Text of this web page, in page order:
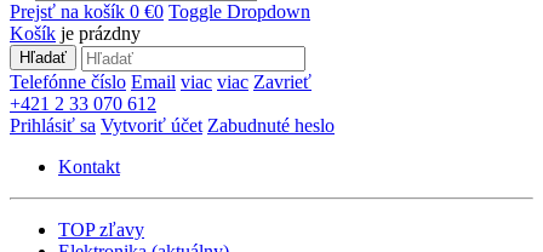
Prejsť na košík 0 €0 Toggle Dropdown
Košík je prázdny
Hľadať
Telefónne číslo Email viac viac Zavrieť
+421 2 33 070 612
Prihlásiť sa Vytvoriť účet Zabudnuté heslo
Kontakt
TOP zľavy